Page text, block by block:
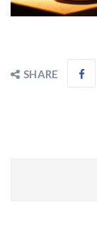
SHARE